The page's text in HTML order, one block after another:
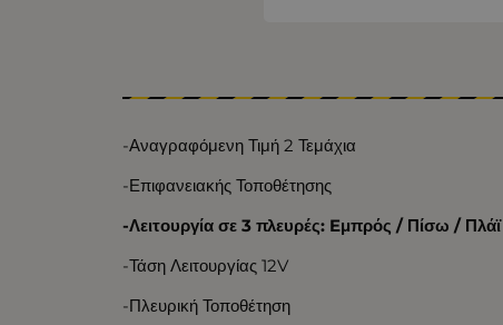
-Αναγραφόμενη Τιμή 2 Τεμάχια
-Επιφανειακής Τοποθέτησης
-Λειτουργία σε 3 πλευρές: Eμπρός / Πίσω / Πλάϊ
-Τάση Λειτουργίας 12V
-Πλευρική Τοποθέτηση